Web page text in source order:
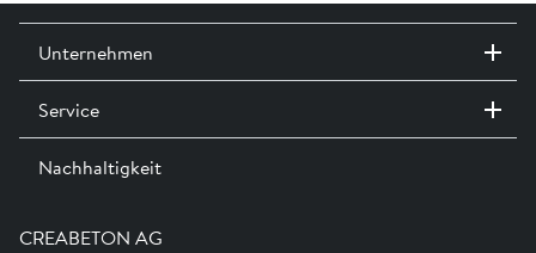
CREABETON AG
Unternehmen
Kontakt / Standorte
Ausstellungen
Team
Ausbildung
Service
Dienstleistungen
Shop Hilfe
Nachhaltigkeit
Engagement